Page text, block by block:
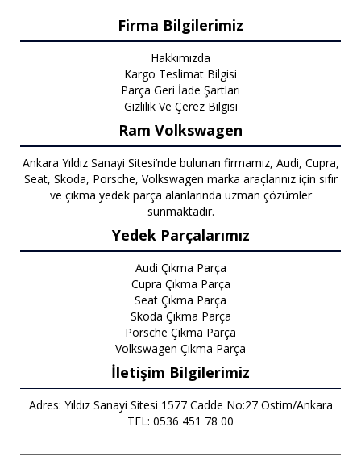
Firma Bilgilerimiz
Hakkımızda
Kargo Teslimat Bilgisi
Parça Geri İade Şartları
Gizlilik Ve Çerez Bilgisi
Ram Volkswagen
Ankara Yıldız Sanayi Sitesi’nde bulunan firmamız, Audi, Cupra,
Seat, Skoda, Porsche, Volkswagen marka araçlarınız için sıfır
ve çıkma yedek parça alanlarında uzman çözümler
sunmaktadır.
Yedek Parçalarımız
Audi Çıkma Parça
Cupra Çıkma Parça
Seat Çıkma Parça
Skoda Çıkma Parça
Porsche Çıkma Parça
Volkswagen Çıkma Parça
İletişim Bilgilerimiz
Adres: Yıldız Sanayi Sitesi 1577 Cadde No:27 Ostim/Ankara
TEL: 0536 451 78 00